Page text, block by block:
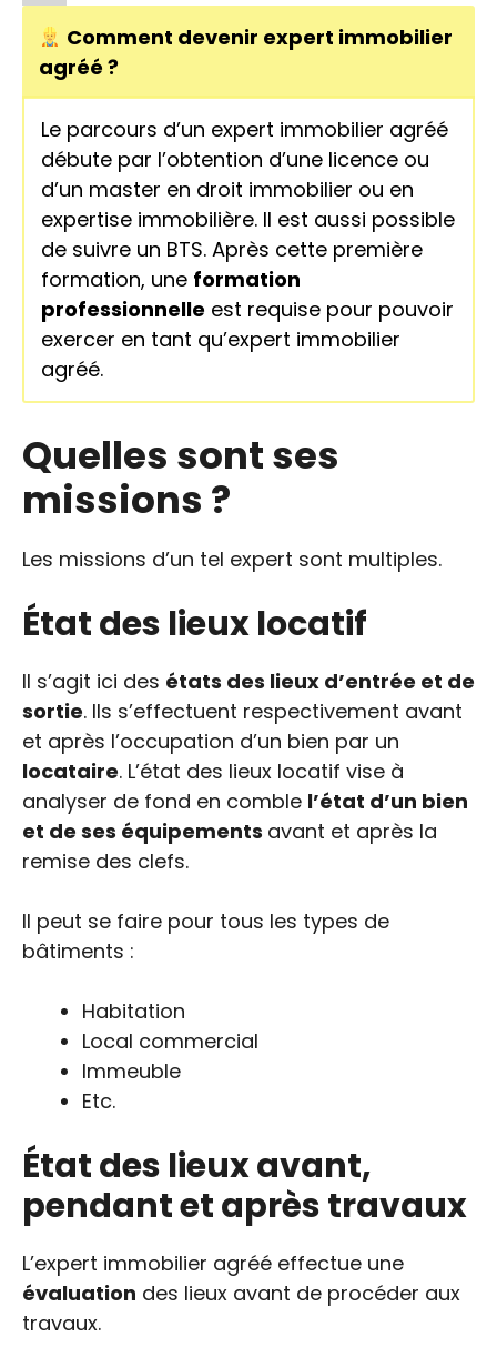
Comment devenir expert immobilier
agréé ?
Le parcours d’un expert immobilier agréé
débute par l’obtention d’une licence ou
d’un master en droit immobilier ou en
expertise immobilière. Il est aussi possible
de suivre un BTS. Après cette première
formation, une formation
professionnelle est requise pour pouvoir
exercer en tant qu’expert immobilier
agréé.
Quelles sont ses
missions ?
Les missions d’un tel expert sont multiples.
État des lieux locatif
Il s’agit ici des états des lieux d’entrée et de
sortie. Ils s’effectuent respectivement avant
et après l’occupation d’un bien par un
locataire. L’état des lieux locatif vise à
analyser de fond en comble l’état d’un bien
et de ses équipements avant et après la
remise des clefs.
Il peut se faire pour tous les types de
bâtiments :
Habitation
Local commercial
Immeuble
Etc.
État des lieux avant,
pendant et après travaux
L’expert immobilier agréé effectue une
évaluation des lieux avant de procéder aux
travaux.